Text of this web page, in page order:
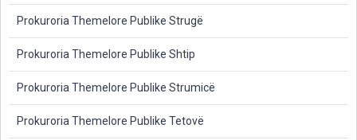
Prokuroria Themelore Publike Strugë
Prokuroria Themelore Publike Shtip
Prokuroria Themelore Publike Strumicë
Prokuroria Themelore Publike Tetovë